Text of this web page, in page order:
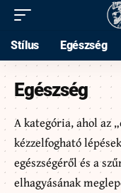
Stílus Egészség
Egészség
A kategória, ahol az
kézzelfogható
egészségéről és a
elhagyásának